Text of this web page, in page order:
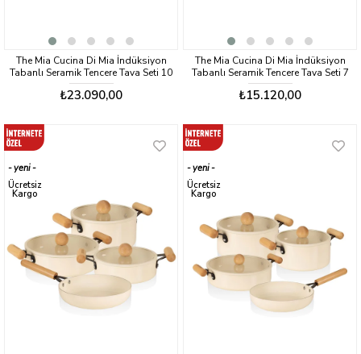
The Mia Cucina Di Mia İndüksiyon
Tabanlı Seramik Tencere Tava Seti 10
Parça
₺23.090,00
The Mia Cucina Di Mia İndüksiyon
Tabanlı Seramik Tencere Tava Seti 7
Parça
₺15.120,00
yeni
ürün
Ücretsiz
Kargo
yeni
ürün
Ücretsiz
Kargo